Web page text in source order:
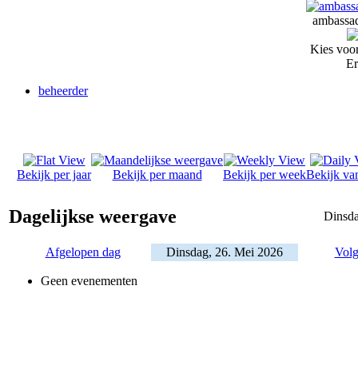
Kies
beheerder
Bekijk per jaar Bekijk per maand Bekijk per weekBekijk
Dagelijkse weergave
Afgelopen dag Dinsdag, 26. Mei 2026
Geen evenementen